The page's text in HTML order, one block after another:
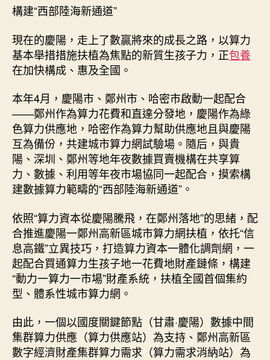
構建“西部陸海新通道”
現在的慶陽，走上了數贏將來的成長之路，以算力
基本舉措措施扶植為焦點的新質生孩子力，正包養
在加快構成、惠及全國。
本年4月，慶陽市、鄭州市、哈密市啟動一起配合
——鄭州作為算力花費和直達分發地，慶陽作為綠
色算力供應地，哈密作為算力幫助供應地且與慶陽
互為備份，共建城市算力網試驗場。隨后，與貴
陽、深圳、鄭州等地年夜數據買賣機構在共享算
力、數據、利用等年夜市場協同一起配合，摸索構
建數據算力範疇的“西部陸海新通道”。
依照“算力資本從慶陽騰飛，在鄭州落地”的思緒，配
合推進慶陽一鄭州高新區城市算力網扶植，依托“信
息高鐵”立異技巧，打造算力資本一體化調劑網，一
起配合買通算力生孩子地一花費地財產鏈條，構建
“動力一算力一市場”財產系統，扶植全國首個集約
型、體系性城市算力網。
由此，一個以國度關鍵節點（甘肅·慶陽）數據中間
集群算力供應（算力供應站）為支持、鄭州高新區
數字經濟財產集群算力需求（算力需求消納站）為